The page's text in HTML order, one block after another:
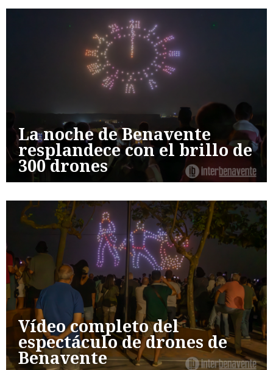
La noche de Benavente
resplandece con el brillo de
300 drones
Vídeo completo del
espectáculo de drones de
Benavente